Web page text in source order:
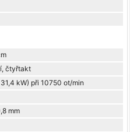
čtyřtakt
kW) při 10750 ot/min
mm